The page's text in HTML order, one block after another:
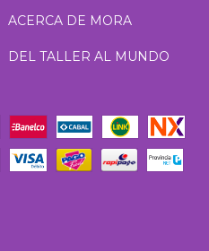
ACERCA DE MORA
DEL TALLER AL MUNDO